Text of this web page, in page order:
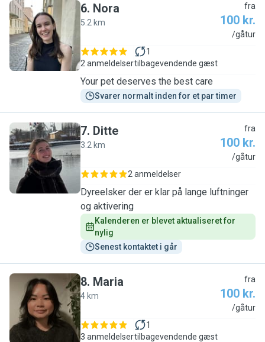
N
6. Nora
5.2 km
fra
100 kr.
/gåtur
2 anmeldelser
1
tilbagevendende gæst
Your pet deserves the best care
Svarer normalt inden for et par timer
D
7. Ditte
3.2 km
fra
100 kr.
/gåtur
2 anmeldelser
Dyreelsker der er klar på lange luftninger
og aktivering
Kalenderen er blevet aktualiseret for
nylig
Senest kontaktet i går
M
8. Maria
4 km
fra
100 kr.
/gåtur
3 anmeldelser
1
tilbagevendende gæst